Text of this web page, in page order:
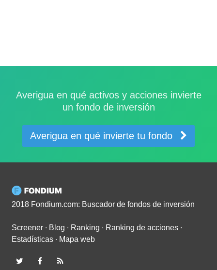
Averigua en qué activos y acciones invierte
un fondo de inversión
Averigua en qué invierte tu fondo
2018 Fondium.com: Buscador de fondos de inversión
Screener ∙ Blog ∙ Ranking ∙ Ranking de acciones ∙
Estadísticas ∙ Mapa web